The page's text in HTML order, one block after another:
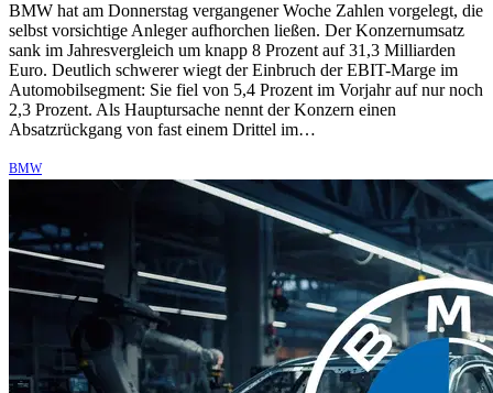
BMW hat am Donnerstag vergangener Woche Zahlen vorgelegt, die
selbst vorsichtige Anleger aufhorchen ließen. Der Konzernumsatz
sank im Jahresvergleich um knapp 8 Prozent auf 31,3 Milliarden
Euro. Deutlich schwerer wiegt der Einbruch der EBIT-Marge im
Automobilsegment: Sie fiel von 5,4 Prozent im Vorjahr auf nur noch
2,3 Prozent. Als Hauptursache nennt der Konzern einen
Absatzrückgang von fast einem Drittel im…
BMW